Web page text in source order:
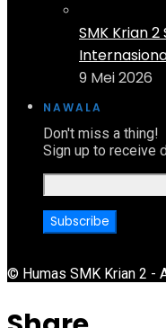
SMK Krian
9 Mei 2026
NAWALA
Don't miss a thing!
Sign up to receive
© Humas SMK Krian 2 -